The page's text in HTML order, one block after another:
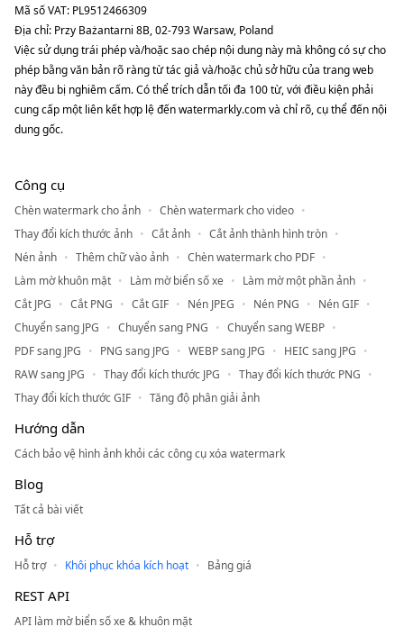
Mã số VAT: PL9512466309
Địa chỉ: Przy Bażantarni 8B, 02-793 Warsaw, Poland
Việc sử dụng trái phép và/hoặc sao chép nội dung này mà không có sự cho
phép bằng văn bản rõ ràng từ tác giả và/hoặc chủ sở hữu của trang web
này đều bị nghiêm cấm. Có thể trích dẫn tối đa 100 từ, với điều kiện phải
cung cấp một liên kết hợp lệ đến watermarkly.com và chỉ rõ, cụ thể đến nội
dung gốc.
Công cụ
Chèn watermark cho ảnh
Chèn watermark cho video
Thay đổi kích thước ảnh
Cắt ảnh
Cắt ảnh thành hình tròn
Nén ảnh
Thêm chữ vào ảnh
Chèn watermark cho PDF
Làm mờ khuôn mặt
Làm mờ biển số xe
Làm mờ một phần ảnh
Cắt JPG
Cắt PNG Cắt GIF Nén JPEG Nén PNG
Nén GIF
Chuyển sang JPG
Chuyển sang PNG
Chuyển sang WEBP
PDF sang JPG
PNG sang JPG WEBP sang JPG
HEIC sang JPG
RAW sang JPG
Thay đổi kích thước JPG
Thay đổi kích thước PNG
Thay đổi kích thước GIF
Tăng độ phân giải ảnh
Hướng dẫn
Cách bảo vệ hình ảnh khỏi các công cụ xóa watermark
Blog
Tất cả bài viết
Hỗ trợ
Hỗ trợ Khôi phục khóa kích hoạt Bảng giá
REST API
API làm mờ biển số xe & khuôn mặt